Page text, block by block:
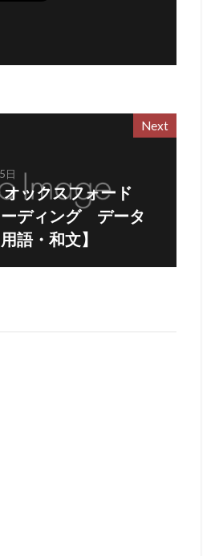
Next
日
オックスフォード
ディング データ
語・和文】